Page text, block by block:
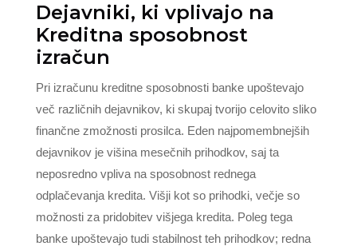
Dejavniki, ki vplivajo na
Kreditna sposobnost
izračun
Pri izračunu kreditne sposobnosti banke upoštevajo
več različnih dejavnikov, ki skupaj tvorijo celovito sliko
finančne zmožnosti prosilca. Eden najpomembnejših
dejavnikov je višina mesečnih prihodkov, saj ta
neposredno vpliva na sposobnost rednega
odplačevanja kredita. Višji kot so prihodki, večje so
možnosti za pridobitev višjega kredita. Poleg tega
banke upoštevajo tudi stabilnost teh prihodkov; redna